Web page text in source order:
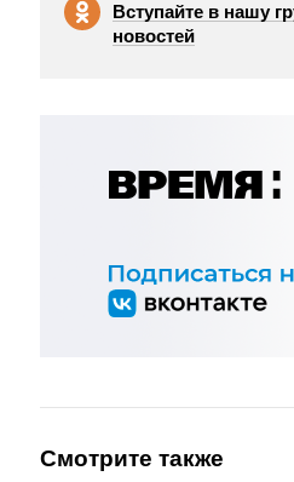
Вступайте в нашу
новостей
Смотрите также